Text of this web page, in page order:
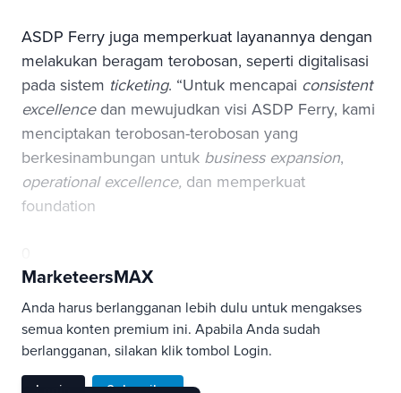
ASDP Ferry juga memperkuat layanannya dengan
melakukan beragam terobosan, seperti digitalisasi
pada sistem ticketing. “Untuk mencapai consistent
excellencedan mewujudkan visi ASDP Ferry, kami
menciptakan terobosan-terobosan yang
berkesinambungan untuk business expansion,
operational excellence, dan memperkuat
foundation
MarketeersMAX
Anda harus berlangganan lebih dulu untuk mengakses
semua konten premium ini. Apabila Anda sudah
berlangganan, silakan klik tombol Login.